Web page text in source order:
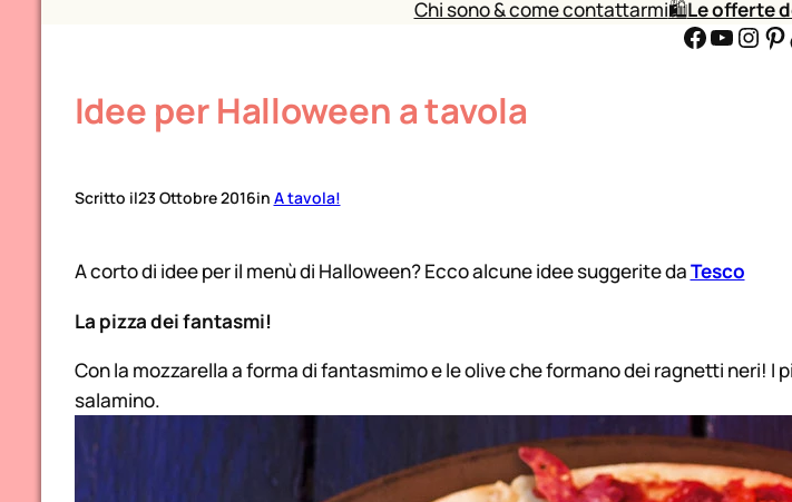
Chi sono & come contattarmi🛍️Le offerte
Facebook YouTube Instagram Pinterest
Idee per Halloween a tavola
Scritto il23 Ottobre 2016in A tavola!
A corto di idee per il menù di Halloween? Ecco alcune idee suggerite daTesco
La pizza dei fantasmi!
Con la mozzarella a forma di fantasmimo e le olive che formano dei ragnetti neri! I
salamino.